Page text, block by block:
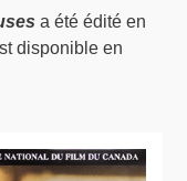
a été édité en
disponible en